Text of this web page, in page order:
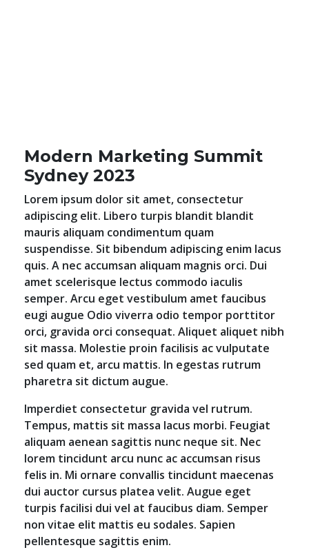
Modern Marketing Summit
Sydney 2023
Lorem ipsum dolor sit amet, consectetur
adipiscing elit. Libero turpis blandit blandit
mauris aliquam condimentum quam
suspendisse. Sit bibendum adipiscing enim lacus
quis. A nec accumsan aliquam magnis orci. Dui
amet scelerisque lectus commodo iaculis
semper. Arcu eget vestibulum amet faucibus
eugi augue Odio viverra odio tempor porttitor
orci, gravida orci consequat. Aliquet aliquet nibh
sit massa. Molestie proin facilisis ac vulputate
sed quam et, arcu mattis. In egestas rutrum
pharetra sit dictum augue.
Imperdiet consectetur gravida vel rutrum.
Tempus, mattis sit massa lacus morbi. Feugiat
aliquam aenean sagittis nunc neque sit. Nec
lorem tincidunt arcu nunc ac accumsan risus
felis in. Mi ornare convallis tincidunt maecenas
dui auctor cursus platea velit. Augue eget
turpis facilisi dui vel at faucibus diam. Semper
non vitae elit mattis eu sodales. Sapien
pellentesque sagittis enim.